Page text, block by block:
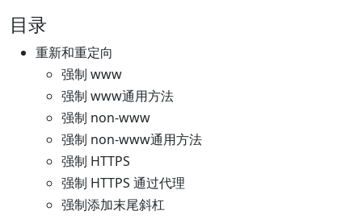
目录
重新和重定向
强制 www
强制 www通用方法
强制 non-www
强制 non-www通用方法
强制 HTTPS
强制 HTTPS 通过代理
强制添加末尾斜杠